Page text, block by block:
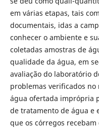
em várias etapas, tais
documentais, idas a
conhecer o ambiente e
coletadas amostras de
qualidade da água, em
avaliação do laboratório
problemas verificados
água ofertada imprópria
de tratamento de água e
que os córregos